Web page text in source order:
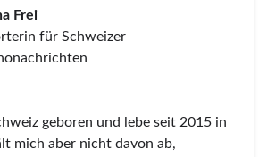
Frei
für Schweizer
geboren und lebe seit 2015 in
mich aber nicht davon ab,